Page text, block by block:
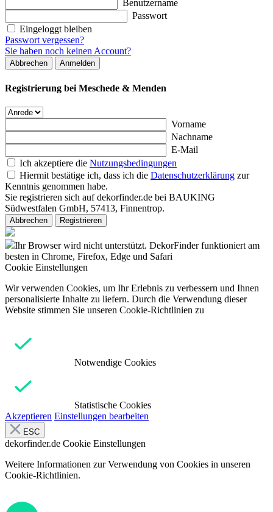
Benutzername
Passwort
Eingeloggt bleiben
Passwort vergessen?
Sie haben noch keinen Account?
Abbrechen Anmelden
Registrierung bei Meschede & Menden
Vorname
Nachname
E-Mail
Ich akzeptiere die Nutzungsbedingungen
Hiermit bestätige ich, dass ich die Datenschutzerklärung zur
Kenntnis genommen habe.
Sie registrieren sich auf dekorfinder.de bei BAUKING
Südwestfalen GmbH, 57413, Finnentrop.
Abbrechen Registrieren
Ihr Browser wird nicht unterstützt. DekorFinder funktioniert am
besten in Chrome, Firefox, Edge und Safari
Cookie Einstellungen
Wir verwenden Cookies, um Ihr Erlebnis zu verbessern und Ihnen
personalisierte Inhalte zu liefern. Durch die Verwendung dieser
Website stimmen Sie unseren Cookie-Richtlinien zu
Notwendige Cookies
Statistische Cookies
Akzeptieren Einstellungen bearbeiten
ESC
dekorfinder.de Cookie Einstellungen
Weitere Informationen zur Verwendung von Cookies in unseren
Cookie-Richtlinien.